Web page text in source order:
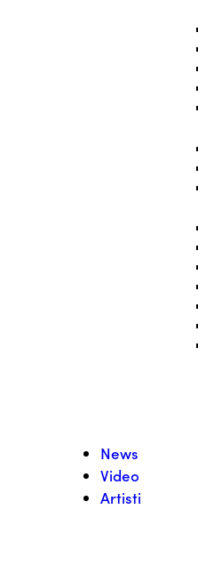
News
Video
Artisti